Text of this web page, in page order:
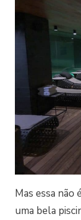
Mas essa não
uma bela